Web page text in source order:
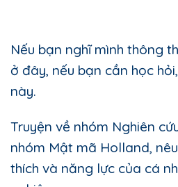
Nếu bạn nghĩ mình thông
ở đây, nếu bạn cần học
này.
Truyện về nhóm Nghiên
nhóm Mật mã Holland,
thích và năng lực của cá